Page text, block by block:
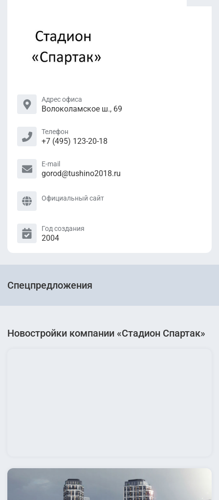
Адрес офиса
Волоколамское ш., 69
Телефон
+7 (495) 123-20-18
E-mail
gorod@tushino2018.ru
Официальный сайт
Год создания
2004
Спецпредложения
Новостройки компании «Стадион Спартак»